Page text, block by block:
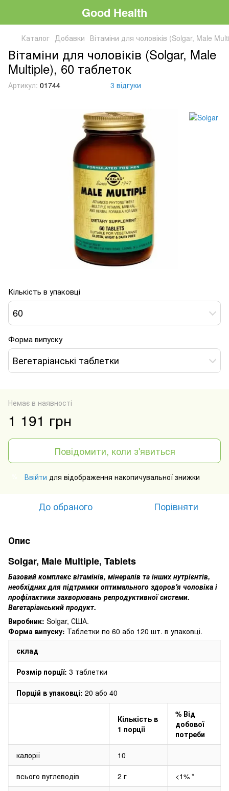
Good Health
Каталог Добавки Вітаміни для чоловіків (Solgar, Male
Вітаміни для чоловіків (Solgar, Male
Multiple), 60 таблеток
Артикул: 01744 3 відгуки
Кількість в упаковці
60
Форма випуску
Вегетаріанські таблетки
Немає в наявності
1 191 грн
Повідомити, коли з'явиться
Ввійти для відображення накопичувальної знижки
До обраного Порівняти
Опис
Solgar, Male Multiple, Tablets
Базовий комплекс вітамінів, мінералів та інших нутрієнтів,
необхідних для підтримки оптимального здоров'я чоловіка і
профілактики захворювань репродуктивної системи.
Вегетаріанський продукт.
Виробник: Solgar, США.
Форма випуску: Таблетки по 60 або 120 шт. в упаковці.
склад
Розмір порції: 3 таблетки
Порцій в упаковці: 20 або 40
Кількість в
1 порції
% Від
добової
потреби
калорії 10
всього вуглеводів 2 г <1% *